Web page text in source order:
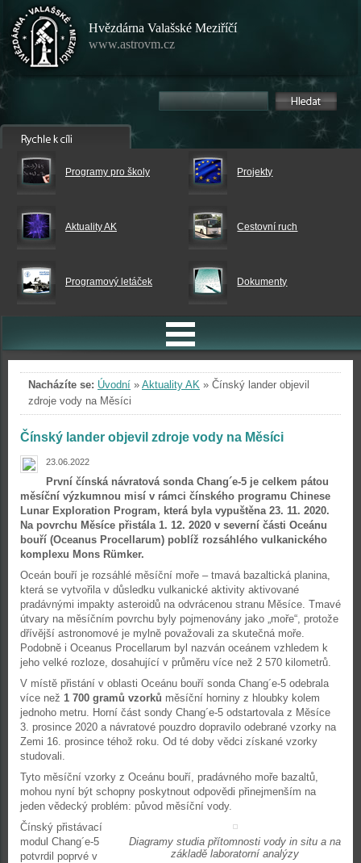
Hvězdárna Valašské Meziříčí
www.astrovm.cz
Programy pro školy Projekty
Aktuality AK Cestovní ruch
Programový letáček Dokumenty
Nacházíte se: Úvodní » Aktuality AK » Čínský lander objevil
zdroje vody na Měsíci
Čínský lander objevil zdroje vody na Měsíci
23.06.2022
První čínská návratová sonda Chang´e-5 je celkem pátou
měsíční výzkumnou misí v rámci čínského programu Chinese
Lunar Exploration Program, která byla vypuštěna 23. 11. 2020.
Na povrchu Měsíce přistála 1. 12. 2020 v severní části Oceánu
bouří (Oceanus Procellarum) poblíž rozsáhlého vulkanického
komplexu Mons Rümker.
Oceán bouří je rozsáhlé měsíční moře – tmavá bazaltická planina,
která se vytvořila v důsledku vulkanické aktivity aktivované
pradávnými impakty asteroidů na odvrácenou stranu Měsíce. Tmavé
útvary na měsíčním povrchu byly pojmenovány jako „moře“, protože
dřívější astronomové je mylně považovali za skutečná moře.
Podobně i Oceanus Procellarum byl nazván oceánem vzhledem k
jeho velké rozloze, dosahující v průměru více než 2 570 kilometrů.
V místě přistání v oblasti Oceánu bouří sonda Chang´e-5 odebrala
více než 1 700 gramů vzorků měsíční horniny z hloubky kolem
jednoho metru. Horní část sondy Chang´e-5 odstartovala z Měsíce
3. prosince 2020 a návratové pouzdro dopravilo odebrané vzorky na
Zemi 16. prosince téhož roku. Od té doby vědci získané vzorky
studovali.
Tyto měsíční vzorky z Oceánu bouří, pradávného moře bazaltů,
mohou nyní být schopny poskytnout odpovědi přinejmenším na
jeden vědecký problém: původ měsíční vody.
Diagramy studia přítomnosti vody in situ a na
základě laboratorní analýzy
Čínský přistávací
modul Chang´e-5
potvrdil poprvé v